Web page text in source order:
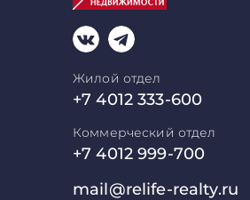
Жилой отдел
+7 4012 333-600
Коммерческий отдел
+7 4012 999-700
mail@relife-realty.ru